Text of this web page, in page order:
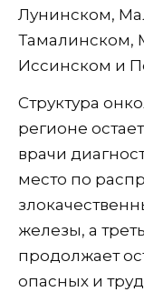
Лунинском,
Тамалинском,
Иссинском и
Структура
регионе
врачи
место по
железы, а
продолжает
опасных и